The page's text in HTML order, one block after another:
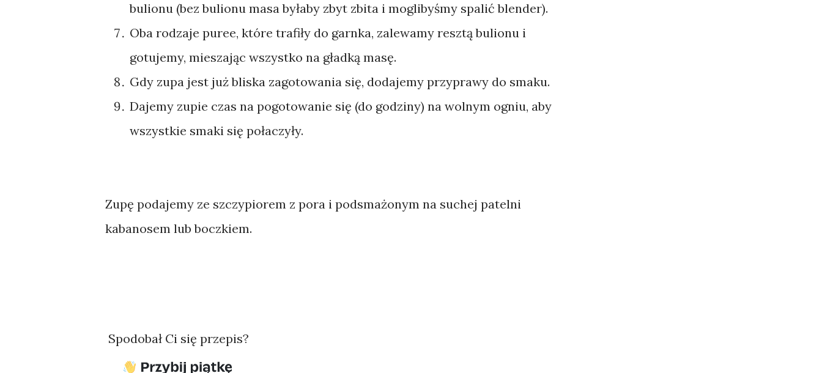
bulionu (bez bulionu masa byłaby zbyt zbita i moglibyśmy spalić blender).
Oba rodzaje puree, które trafiły do garnka, zalewamy resztą bulionu i
gotujemy, mieszając wszystko na gładką masę.
Gdy zupa jest już bliska zagotowania się, dodajemy przyprawy do smaku.
Dajemy zupie czas na pogotowanie się (do godziny) na wolnym ogniu, aby
wszystkie smaki się połaczyły.
Zupę podajemy ze szczypiorem z pora i podsmażonym na suchej patelni
kabanosem lub boczkiem.
Spodobał Ci się przepis?